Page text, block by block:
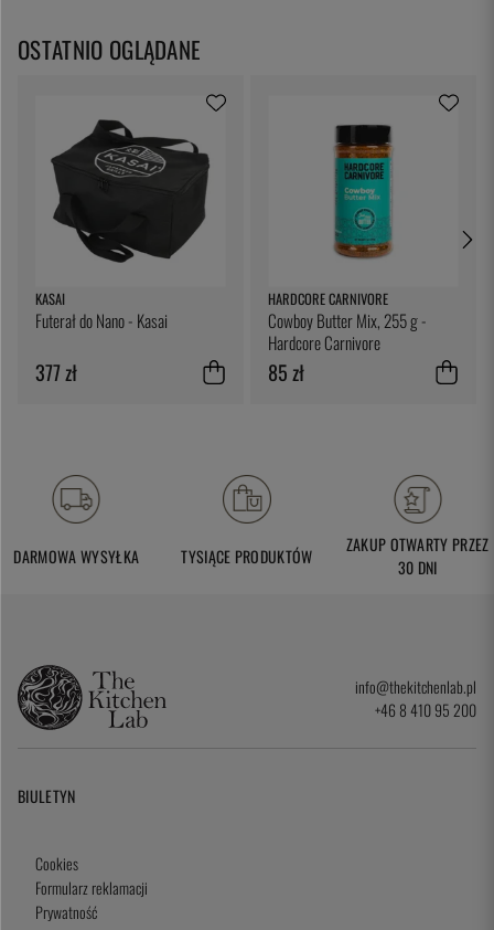
OSTATNIO OGLĄDANE
KASAI
Futerał do Nano - Kasai
377 zł
HARDCORE CARNIVORE
Cowboy Butter Mix, 255 g -
Hardcore Carnivore
85 zł
DARMOWA WYSYŁKA TYSIĄCE PRODUKTÓW
ZAKUP OTWARTY PRZEZ
30 DNI
info@thekitchenlab.pl
+46 8 410 95 200
BIULETYN
Cookies
Formularz reklamacji
Prywatność